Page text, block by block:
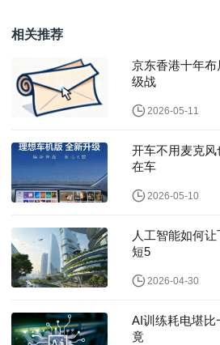
相关推荐
京东香港十年
级战
2026-05-11
开车不用麦克
在车
2026-05-10
人工智能如何
短5
2026-04-30
AI训练耗电堪比
竟